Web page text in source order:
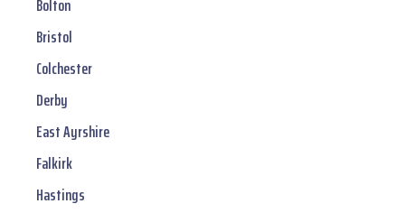
Bolton
Bristol
Colchester
Derby
East Ayrshire
Falkirk
Hastings